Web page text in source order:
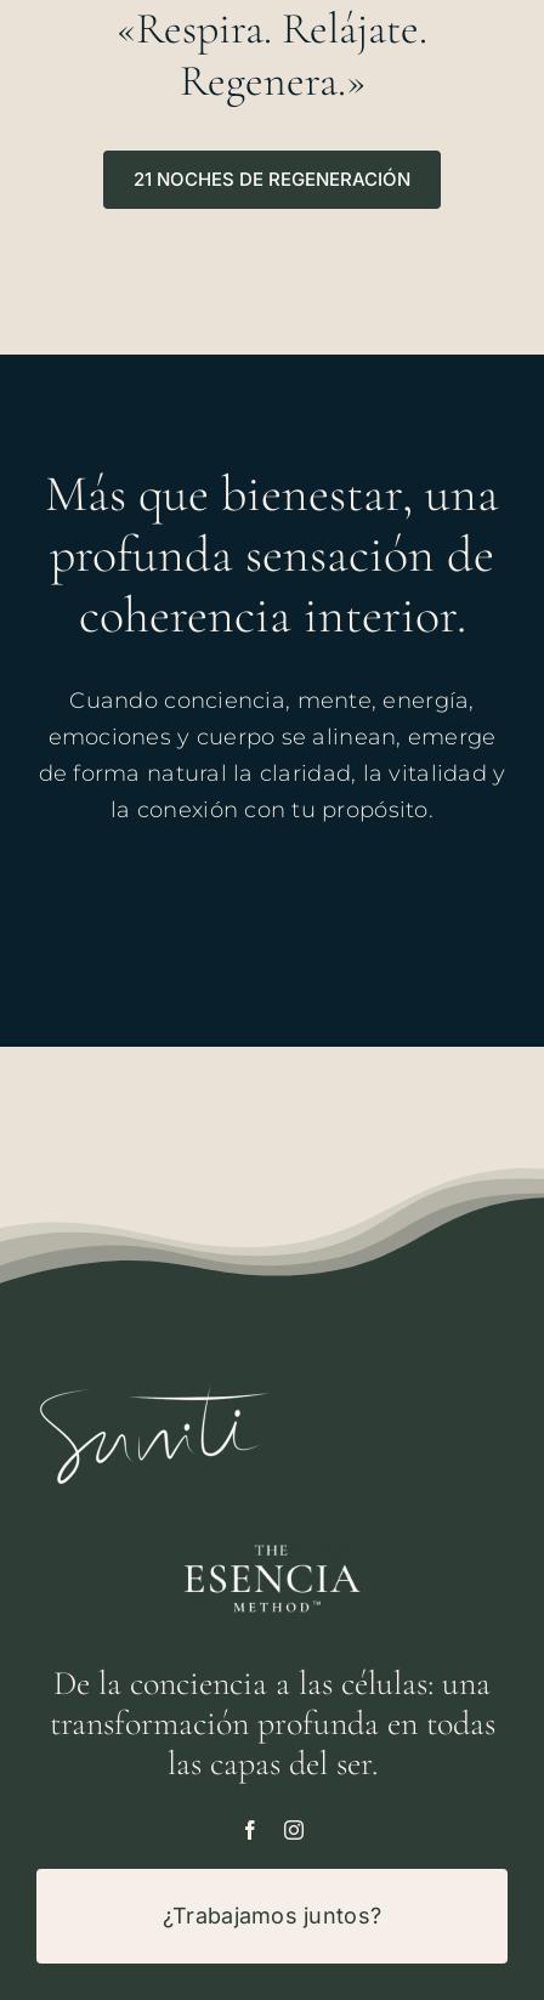
«Respira. Relájate.
Regenera.»
21 NOCHES DE REGENERACIÓN
Más que bienestar, una
profunda sensación de
coherencia interior.
Cuando conciencia, mente, energía,
emociones y cuerpo se alinean, emerge
de forma natural la claridad, la vitalidad y
la conexión con tu propósito.
De la conciencia a las células: una
transformación profunda en todas
las capas del ser.
¿Trabajamos juntos?